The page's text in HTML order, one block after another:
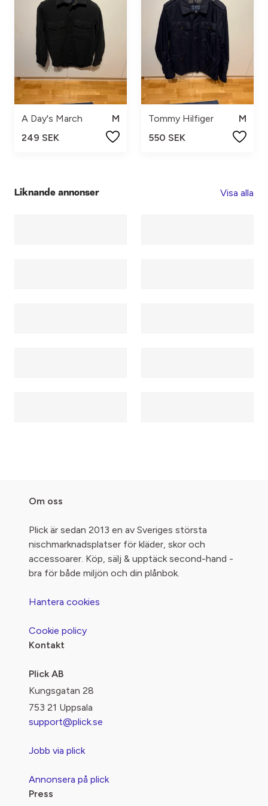
A Day's March
M
249 SEK
Tommy Hilfiger
M
550 SEK
Liknande annonser Visa alla
Om oss
Plick är sedan 2013 en av Sveriges största
nischmarknadsplatser för kläder, skor och
accessoarer. Köp, sälj & upptäck second-hand -
bra för både miljön och din plånbok.
Hantera cookies
Cookie policy
Kontakt
Plick AB
Kungsgatan 28
753 21 Uppsala
support@plick.se
Jobb via plick
Annonsera på plick
Press